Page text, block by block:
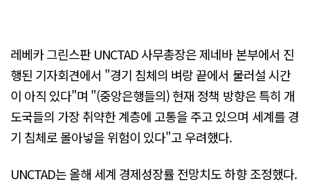
레베카 그린스판 UNCTAD 사무총장은 제네바 본부에서 진
행된 기자회견에서 "경기 침체의 벼랑 끝에서 물러설 시간
이 아직 있다"며 "(중앙은행들의) 현재 정책 방향은 특히 개
도국들의 가장 취약한 계층에 고통을 주고 있으며 세계를 경
기 침체로 몰아넣을 위험이 있다"고 우려했다.
UNCTAD는 올해 세계 경제성장률 전망치도 하향 조정했다.